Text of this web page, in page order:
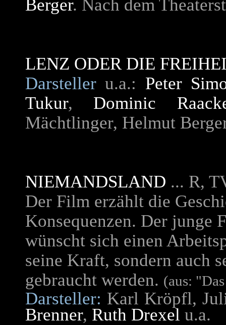
Berger. Nach dem
LENZ ODER DIE
Darsteller u.a.: Peter
Tukur, Dominic
Mächtlinger, Helmut
NIEMANDSLAND ... R,
Der Film erzählt die
Konsequenzen. Der junge
wünscht sich einen
seine Kraft, sondern auch
gebraucht werden. (aus:
Darsteller: Karl Kröpfl,
Brenner, Ruth Drexel u.a.